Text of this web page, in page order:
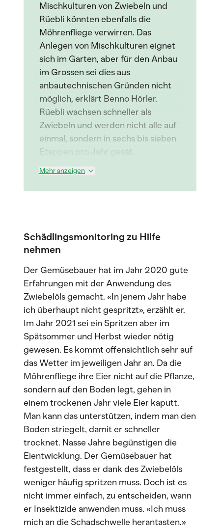
Mischkulturen von Zwiebeln und
Rüebli könnten ebenfalls die
Möhrenfliege verwirren. Das
Anlegen von Mischkulturen eignet
sich im Garten, aber für den Anbau
im Grossen sei dies aus
anbautechnischen Gründen nicht
möglich, erklärt Benno Hörler.
Rüebli wachsen schneller als
Zwiebeln und werden nicht alle auf
einmal, sondern in sechs bis sieben
Etappen pro Jahr gesät.
Mehr anzeigen
Schädlingsmonitoring zu Hilfe
nehmen
Der Gemüsebauer hat im Jahr 2020 gute
Erfahrungen mit der Anwendung des
Zwiebelöls gemacht. «In jenem Jahr habe
ich überhaupt nicht gespritzt», erzählt er.
Im Jahr 2021 sei ein Spritzen aber im
Spätsommer und Herbst wieder nötig
gewesen. Es kommt offensichtlich sehr auf
das Wetter im jeweiligen Jahr an. Da die
Möhrenfliege ihre Eier nicht auf die Pflanze,
sondern auf den Boden legt, gehen in
einem trockenen Jahr viele Eier kaputt.
Man kann das unterstützen, indem man den
Boden striegelt, damit er schneller
trocknet. Nasse Jahre begünstigen die
Eientwicklung. Der Gemüsebauer hat
festgestellt, dass er dank des Zwiebelöls
weniger häufig spritzen muss. Doch ist es
nicht immer einfach, zu entscheiden, wann
er Insektizide anwenden muss. «Ich muss
mich an die Schadschwelle herantasten.»